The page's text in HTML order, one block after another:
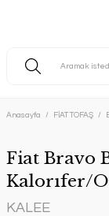
Anasayfa FİAT TOFAŞ
Fiat Bravo
Kalorıfer/
KALEE